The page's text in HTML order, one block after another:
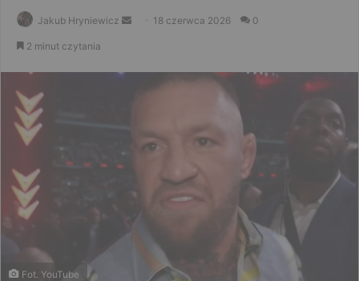
Jakub Hryniewicz
Send 18 czerwca 2026 0
2 minut czytania
Fot. YouTube